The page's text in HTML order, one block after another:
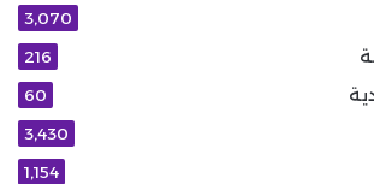
3٬070
216
60
3٬430
1٬154